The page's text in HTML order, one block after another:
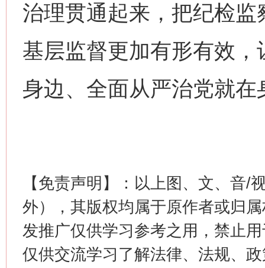
治理贯通起来，把纪检
基层监督更加有形有效
身边、全面从严治党就在
【免责声明】：以上图、文、音/
外），其版权均属于原作者或归
发推广仅供学习参考之用，禁止
仅供交流学习了解法律、法规、